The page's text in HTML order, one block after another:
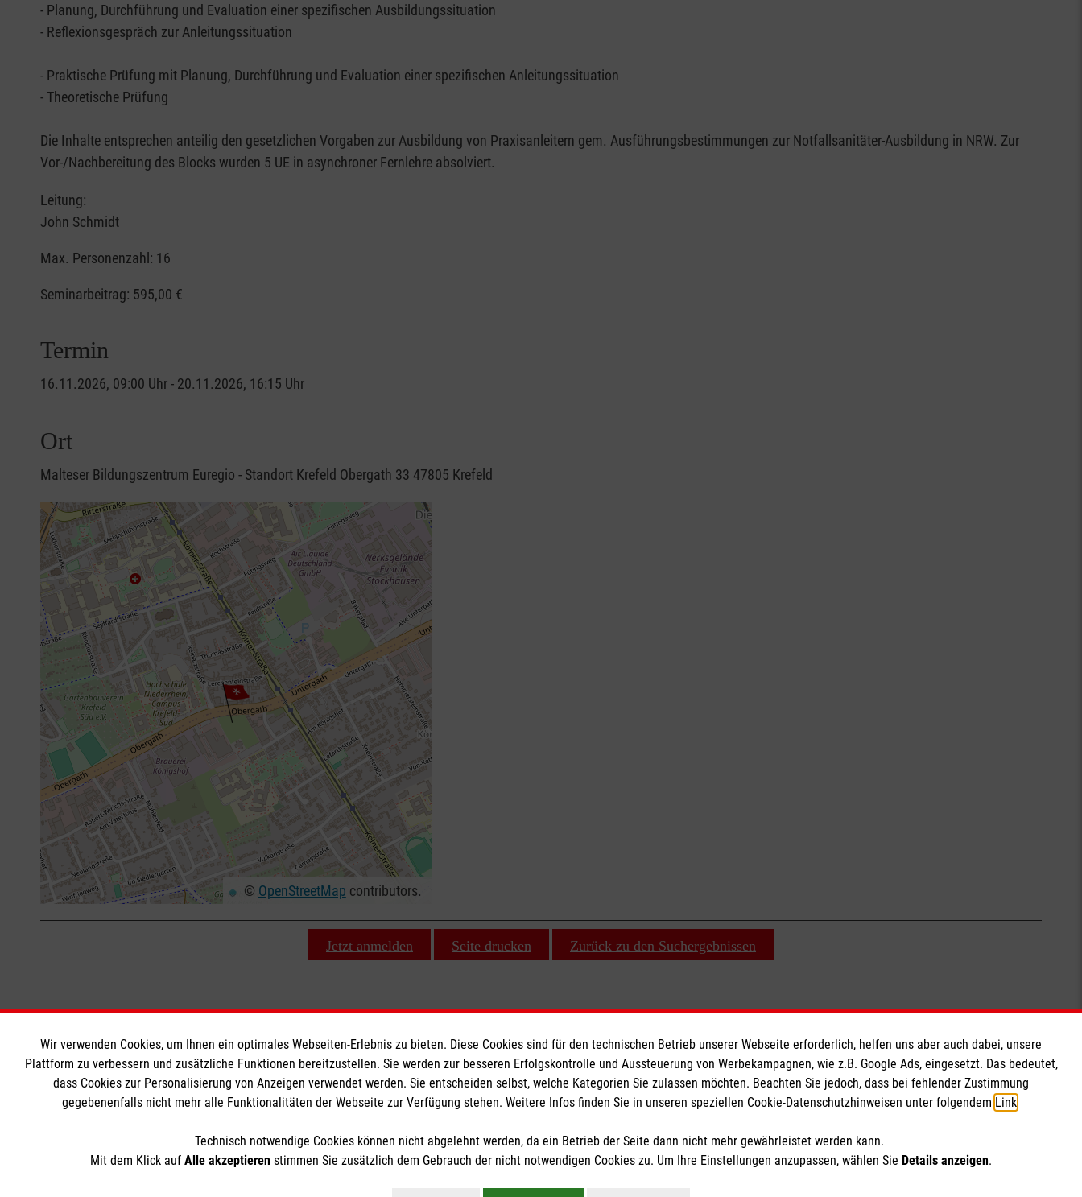
- Planung, Durchführung und Evaluation einer spezifischen Ausbildungssituation
- Reflexionsgespräch zur Anleitungssituation
- Praktische Prüfung mit Planung, Durchführung und Evaluation einer spezifischen Anleitungssituation
- Theoretische Prüfung
Die Inhalte entsprechen anteilig den gesetzlichen Vorgaben zur Ausbildung von Praxisanleitern gem. Ausführungsbestimmungen zur Notfallsanitäter-Ausbildung in NRW. Zur
Vor-/Nachbereitung des Blocks wurden 5 UE in asynchroner Fernlehre absolviert.
Leitung:
John Schmidt
Max. Personenzahl: 16
Seminarbeitrag: 595,00 €
Termin
16.11.2026, 09:00 Uhr - 20.11.2026, 16:15 Uhr
Ort
Malteser Bildungszentrum Euregio - Standort Krefeld Obergath 33 47805 Krefeld
© OpenStreetMap contributors.
Jetzt anmelden Seite drucken Zurück zu den Suchergebnissen
MBZ Euregio
Kurse für Ärzte
Internationale Kurskonzepte
Informationen
Kontakt
Datenschutz
Malteser online
Malteserorden
Malteser International
Soziale Netzwerke
Wir verwenden Cookies, um Ihnen ein optimales Webseiten-Erlebnis zu bieten. Diese Cookies sind für den technischen Betrieb unserer Webseite erforderlich, helfen uns aber auch dabei, unsere
Plattform zu verbessern und zusätzliche Funktionen bereitzustellen. Sie werden zur besseren Erfolgskontrolle und Aussteuerung von Werbekampagnen, wie z.B. Google Ads, eingesetzt. Das bedeutet,
dass Cookies zur Personalisierung von Anzeigen verwendet werden. Sie entscheiden selbst, welche Kategorien Sie zulassen möchten. Beachten Sie jedoch, dass bei fehlender Zustimmung
gegebenenfalls nicht mehr alle Funktionalitäten der Webseite zur Verfügung stehen. Weitere Infos finden Sie in unseren speziellen Cookie-Datenschutzhinweisen unter folgendem Link
Technisch notwendige Cookies können nicht abgelehnt werden, da ein Betrieb der Seite dann nicht mehr gewährleistet werden kann.
Mit dem Klick auf Alle akzeptieren stimmen Sie zusätzlich dem Gebrauch der nicht notwendigen Cookies zu. Um Ihre Einstellungen anzupassen, wählen Sie Details anzeigen.